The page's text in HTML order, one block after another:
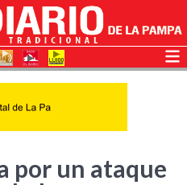
por un ataque